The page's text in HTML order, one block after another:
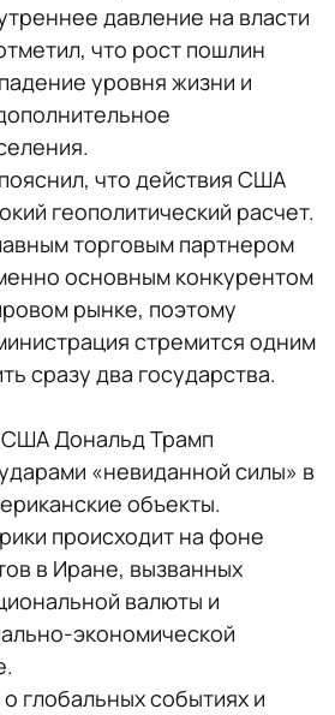
давление на власти
что рост пошлин
уровня жизни и
что действия США
геополитический расчет.
торговым партнером
основным конкурентом
рынке, поэтому
стремится одним
сразу два государства.
Дональд Трамп
«невиданной силы» в
объекты.
происходит на фоне
в Иране, вызванных
валюты и
экономической
глобальных событиях и